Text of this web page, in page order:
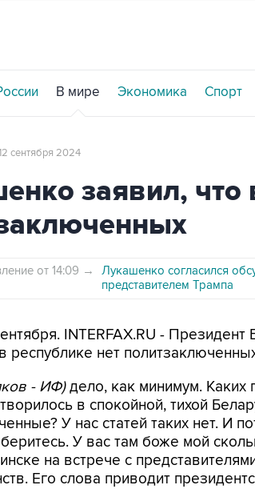
В мире Экономика Спорт
сентября 2024
заявил, что
от 14:09 →
Лукашенко согласился
представителем Трампа
INTERFAX.RU -
республике нет
- ИФ)дело, как минимум.
в спокойной, тихой
У нас статей таких нет. И
У вас там боже мой
на встрече с
Его слова приводит